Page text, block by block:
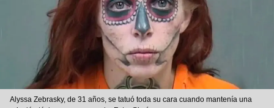
Alyssa Zebrasky, de 31 años, se tatuó toda su cara cuando mantenía una